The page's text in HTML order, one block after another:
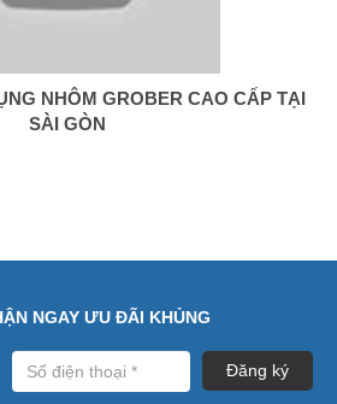
NHÔM GROBER CAO CẤP TẠI
SÀI GÒN
NGAY ƯU ĐÃI KHỦNG